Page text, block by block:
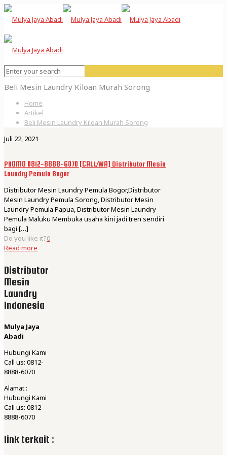
Beli Mesin Laundry Kiloan Murah Sorong
Home
Artikel
Beli Mesin Laundry Kiloan Murah Sorong
Juli 22, 2021
PROMO 0812-8888-6070 [CALL/WA] Distributor Mesin
Laundry Pemula Bogor
Distributor Mesin Laundry Pemula Bogor,Distributor
Mesin Laundry Pemula Sorong, Distributor Mesin
Laundry Pemula Papua, Distributor Mesin Laundry
Pemula Maluku Membuka usaha kini jadi tren sendiri
bagi […]
Do you like it?0
Read more
Distributor
Mesin
Laundry
Indonesia
Mulya Jaya
Abadi
Hubungi Kami
Call us: 0812-
8888-6070
Alamat :
Hubungi Kami
Call us: 0812-
8888-6070
link terkait :